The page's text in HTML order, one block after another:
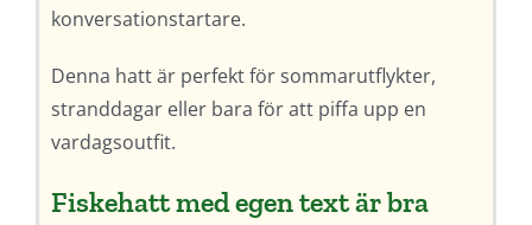
konversationstartare.
Denna hatt är perfekt för sommarutflykter,
stranddagar eller bara för att piffa upp en
vardagsoutfit.
Fiskehatt med egen text är bra